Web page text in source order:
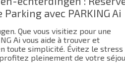
avec PARKING Ai
Que vous visitiez pour une
Ai vous aide à trouver et
toute simplicité. Évitez le stress
pleinement de votre